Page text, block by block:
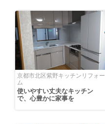
京都市北区紫野キッチンリフォー
ム
使いやすい丈夫なキッチン
で、心豊かに家事を